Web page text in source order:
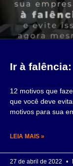
Ir à
12 motivos que
que você deve
motivos para sua
LEIA MAIS »
27 de abril de 2022